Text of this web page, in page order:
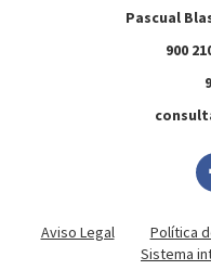
Pascual
900
Aviso Legal Política
Sistema